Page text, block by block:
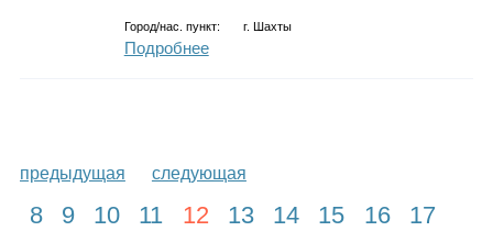
Город/нас. пункт: г. Шахты
Подробнее
предыдущая следующая
8 9 10 11 12 13 14 15 16 17